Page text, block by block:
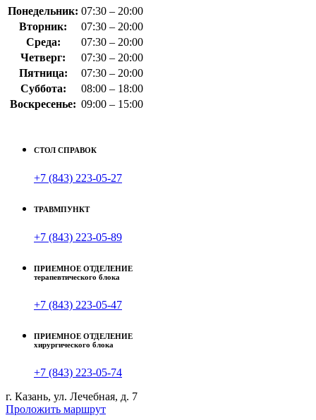
Понедельник: 07:30 – 20:00
Вторник:
07:30 – 20:00
Среда:
07:30 – 20:00
Четверг:
07:30 – 20:00
Пятница:
07:30 – 20:00
Суббота:
08:00 – 18:00
Воскресенье: 09:00 – 15:00
СТОЛ СПРАВОК
+7 (843) 223-05-27
ТРАВМПУНКТ
+7 (843) 223-05-89
ПРИЕМНОЕ ОТДЕЛЕНИЕ
терапевтического блока
+7 (843) 223-05-47
ПРИЕМНОЕ ОТДЕЛЕНИЕ
хирургического блока
+7 (843) 223-05-74
г. Казань, ул. Лечебная, д. 7
Проложить маршрут